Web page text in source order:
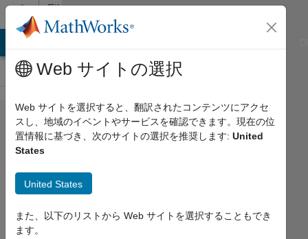
コンテンツへスキップ
File
Exchange
chi2bintest
The chi-squared binary test.
Peder Axensten
バージョン 1.0.0.0
Web サイトの選択
Web サイトを選択すると、翻訳されたコンテンツにアクセ
スし、地域のイベントやサービスを確認できます。現在の位
置情報に基づき、次のサイトの選択を推奨します: United
States
United States
また、以下のリストから Web サイトを選択することもでき
ます。